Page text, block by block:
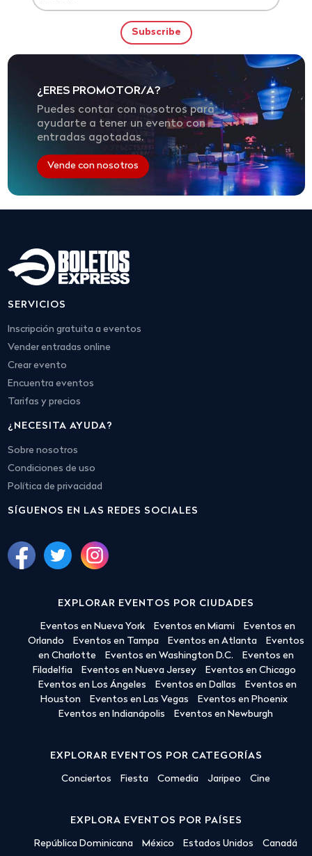
¿ERES PROMOTOR/A?
Puedes contar con nosotros para
ayudarte a tener un evento con
entradas agotadas.
Vende con nosotros
SERVICIOS
Inscripción gratuita a eventos
Vender entradas online
Crear evento
Encuentra eventos
Tarifas y precios
¿NECESITA AYUDA?
Sobre nosotros
Condiciones de uso
Política de privacidad
SÍGUENOS EN LAS REDES SOCIALES
EXPLORAR EVENTOS POR CIUDADES
Eventos en Nueva York Eventos en Miami
Eventos en
Orlando
Eventos en Tampa Eventos en Atlanta
Eventos
en Charlotte
Eventos en Washington D.C.
Eventos en
Filadelfia
Eventos en Nueva Jersey
Eventos en Chicago
Eventos en Los Ángeles
Eventos en Dallas
Eventos en
Houston
Eventos en Las Vegas
Eventos en Phoenix
Eventos en Indianápolis
Eventos en Newburgh
EXPLORAR EVENTOS POR CATEGORÍAS
Conciertos Fiesta Comedia Jaripeo Cine
EXPLORA EVENTOS POR PAÍSES
República Dominicana México Estados Unidos Canadá